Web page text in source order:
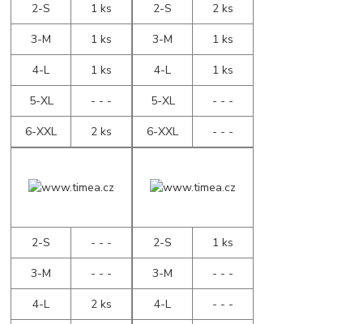
2-S
1 ks
3-M
1 ks
4-L
1 ks
5-XL
- - -
6-XXL
2 ks
2-S
2 ks
3-M
1 ks
4-L
1 ks
5-XL
- - -
6-XXL
- - -
2-S
- - -
3-M
- - -
4-L
2 ks
2-S
1 ks
3-M
- - -
4-L
- - -